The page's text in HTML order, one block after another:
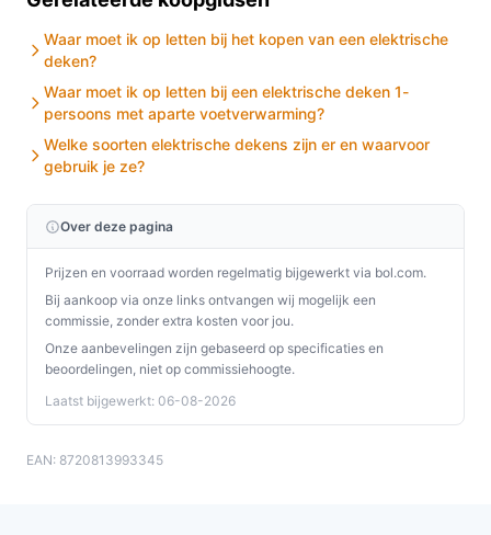
Waar moet ik op letten bij het kopen van een elektrische
deken?
Waar moet ik op letten bij een elektrische deken 1-
persoons met aparte voetverwarming?
Welke soorten elektrische dekens zijn er en waarvoor
gebruik je ze?
Over deze pagina
Prijzen en voorraad worden regelmatig bijgewerkt via bol.com.
Bij aankoop via onze links ontvangen wij mogelijk een
commissie, zonder extra kosten voor jou.
Onze aanbevelingen zijn gebaseerd op specificaties en
beoordelingen, niet op commissiehoogte.
Laatst bijgewerkt: 06-08-2026
EAN: 8720813993345